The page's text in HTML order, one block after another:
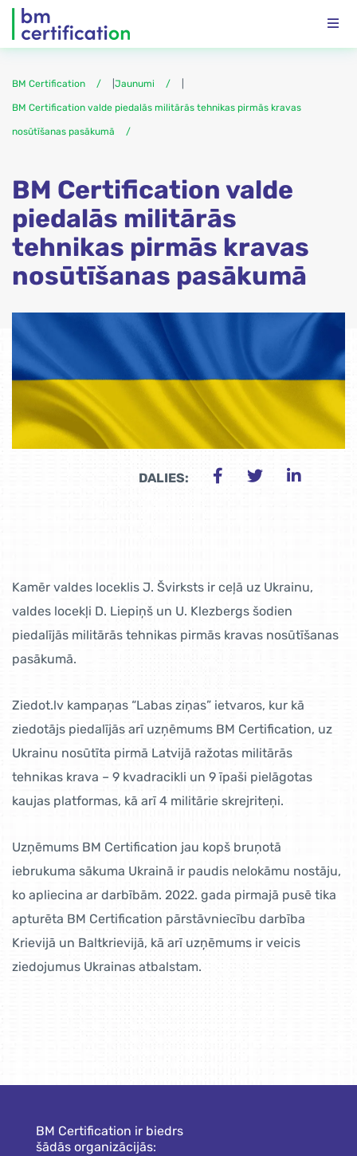
BM Certification Jaunumi
BM Certification valde piedalās militārās tehnikas pirmās kravas
nosūtīšanas pasākumā
BM Certification valde
piedalās militārās
tehnikas pirmās kravas
nosūtīšanas pasākumā
DALIES:
Kamēr valdes loceklis J. Švirksts ir ceļā uz Ukrainu,
valdes locekļi D. Liepiņš un U. Klezbergs šodien
piedalījās militārās tehnikas pirmās kravas nosūtīšanas
pasākumā.
Ziedot.lv kampaņas “Labas ziņas” ietvaros, kur kā
ziedotājs piedalījās arī uzņēmums BM Certification, uz
Ukrainu nosūtīta pirmā Latvijā ražotas militārās
tehnikas krava – 9 kvadracikli un 9 īpaši pielāgotas
kaujas platformas, kā arī 4 militārie skrejriteņi.
Uzņēmums BM Certification jau kopš bruņotā
iebrukuma sākuma Ukrainā ir paudis nelokāmu nostāju,
ko apliecina ar darbībām. 2022. gada pirmajā pusē tika
apturēta BM Certification pārstāvniecību darbība
Krievijā un Baltkrievijā, kā arī uzņēmums ir veicis
ziedojumus Ukrainas atbalstam.
BM Certification ir biedrs
šādās organizācijās: